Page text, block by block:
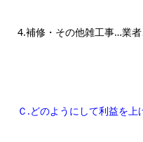
4.補修・その他雑工事…業者
Ｃ.どのようにして利益を上